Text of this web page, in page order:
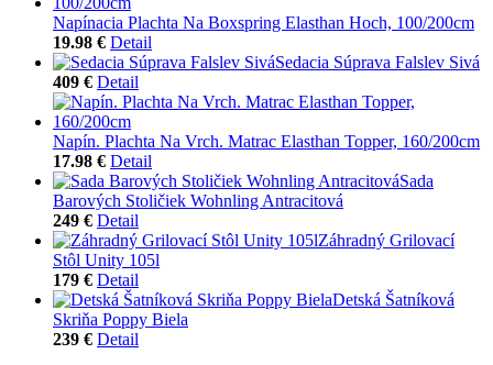
Napínacia Plachta Na Boxspring Elasthan Hoch, 100/200cm
19.98 € Detail
Sedacia Súprava Falslev Sivá
409 € Detail
Napín. Plachta Na Vrch. Matrac Elasthan Topper, 160/200cm
17.98 € Detail
Sada
Barových Stoličiek Wohnling Antracitová
249 € Detail
Záhradný Grilovací
Stôl Unity 105l
179 € Detail
Detská Šatníková
Skriňa Poppy Biela
239 € Detail